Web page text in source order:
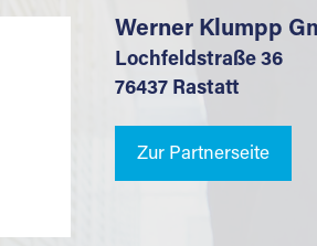
Werner Klumpp
Lochfeldstraße 36
76437 Rastatt
Zur Partnerseite